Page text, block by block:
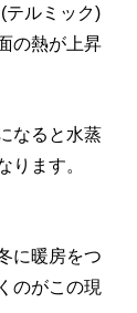
テルミック)
の熱が上昇
なると水蒸
ります。
に暖房をつ
のがこの現